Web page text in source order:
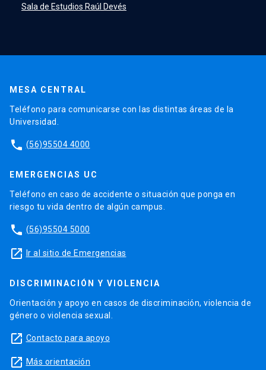
Sala de Estudios Raúl Devés
MESA CENTRAL
Teléfono para comunicarse con las distintas áreas de la
Universidad.
phone (56)95504 4000
EMERGENCIAS UC
Teléfono en caso de accidente o situación que ponga en
riesgo tu vida dentro de algún campus.
phone (56)95504 5000
launch Ir al sitio de Emergencias
DISCRIMINACIÓN Y VIOLENCIA
Orientación y apoyo en casos de discriminación, violencia de
género o violencia sexual.
launch Contacto para apoyo
launch Más orientación